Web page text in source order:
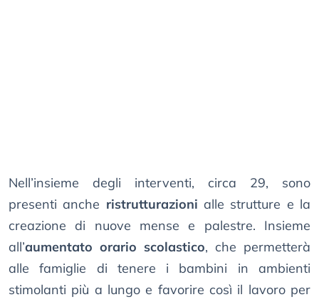
Nell’insieme degli interventi, circa 29, sono
presenti anche ristrutturazioni alle strutture e la
creazione di nuove mense e palestre. Insieme
all’aumentato orario scolastico, che permetterà
alle famiglie di tenere i bambini in ambienti
stimolanti più a lungo e favorire così il lavoro per